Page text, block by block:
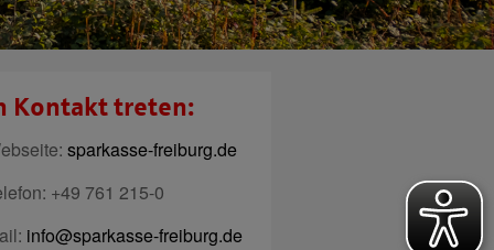
Kontakt treten:
sparkasse-freiburg.de
+49 761 215-0
info@sparkasse-freiburg.de